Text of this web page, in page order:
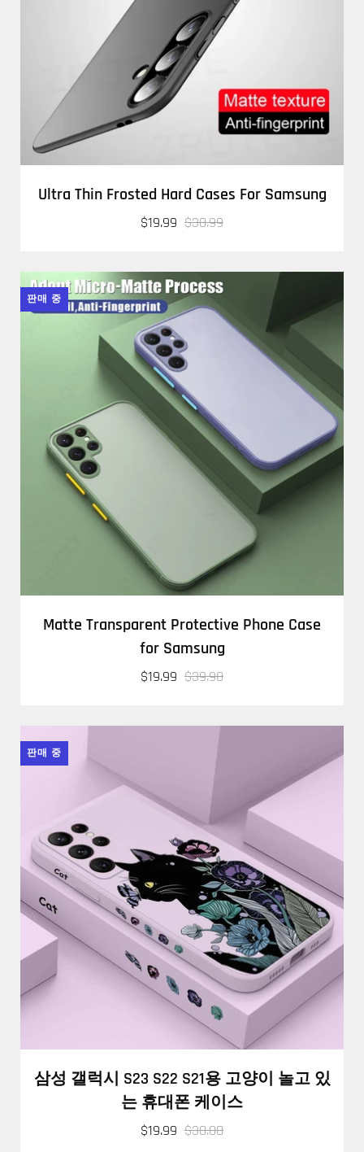
Ultra Thin Frosted Hard Cases For Samsung
$19.99 $30.99
판매 중
Matte Transparent Protective Phone Case
for Samsung
$19.99 $39.98
판매 중
삼성 갤럭시 S23 S22 S21용 고양이 놀고 있
는 휴대폰 케이스
$19.99 $30.00